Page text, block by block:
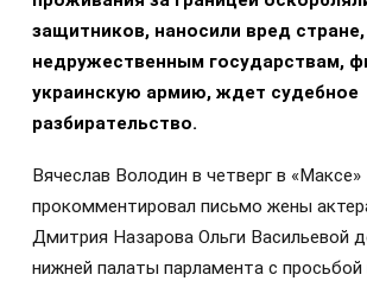
защитников, наносили вред
недружественным государствам,
украинскую армию, ждет судебное
разбирательство.
Вячеслав Володин в четверг в «Максе»
прокомментировал письмо жены
Дмитрия Назарова Ольги Васильевой
нижней палаты парламента с просьбой